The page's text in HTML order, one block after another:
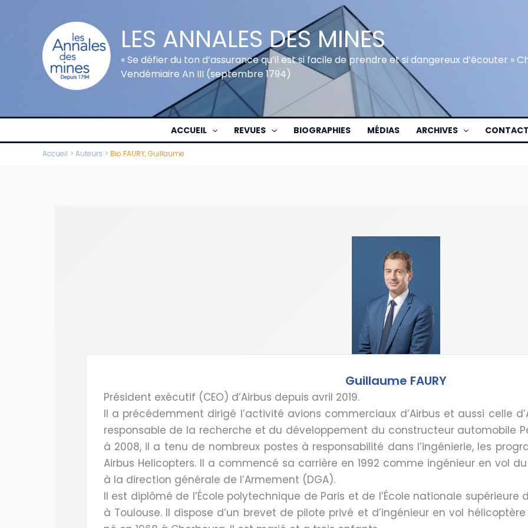
LES ANNALES DES MINES
« Se défier du ton d’assurance qu’il est si facile de prendre et si dangereux d’écouter »
Vendémiaire An III (septembre 1794)
ACCUEIL REVUES BIOGRAPHIES MÉDIAS ARCHIVES CONTACT
Accueil Auteurs Bio FAURY, Guillaume
Guillaume FAURY
Président exécutif (CEO) d’Airbus depuis avril 2019.
Il a précédemment dirigé l’activité avions commerciaux d’Airbus et aussi celle
responsable de la recherche et du développement du constructeur automobile
à 2008, il a tenu de nombreux postes à responsabilité dans l’ingénierie, les
Airbus Helicopters. Il a commencé sa carrière en 1992 comme ingénieur en vol
à la direction générale de l’Armement (DGA).
Il est diplômé de l’École polytechnique de Paris et de l’École nationale supérieure
à Toulouse. Il dispose d’un brevet de pilote privé et d’ingénieur en vol